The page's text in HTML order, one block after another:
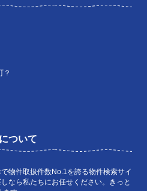
？
ついて
物件取扱件数No.1を誇る物件検索サイ
なら私たちにお任せください。きっと